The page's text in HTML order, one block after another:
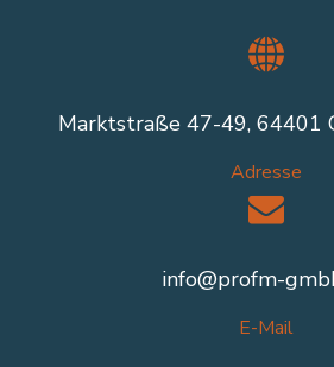
Marktstraße 47-49, 64401
Adresse
info@profm-
E-Mail